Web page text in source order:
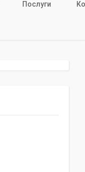
Послуги